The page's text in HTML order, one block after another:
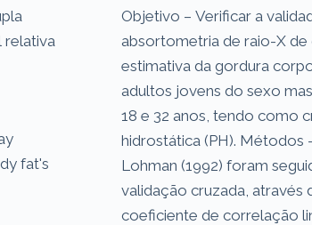
relativa
fat's
Objetivo – Verificar a
absortometria de raio-X de
estimativa da gordura
adultos jovens do sexo
18 e 32 anos, tendo como
hidrostática (PH). Métodos
Lohman (1992) foram
validação cruzada, através
coeficiente de correlação